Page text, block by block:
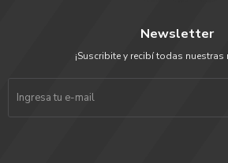
Newsletter
¡Suscribite y recibí todas nuestras